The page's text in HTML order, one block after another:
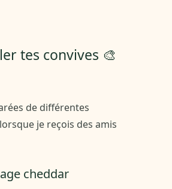
tes convives 🎨
de différentes
je reçois des amis
cheddar